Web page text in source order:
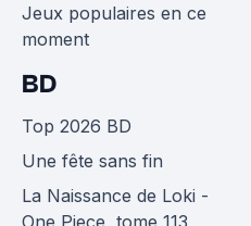
Jeux populaires en ce
moment
BD
Top 2026 BD
Une fête sans fin
La Naissance de Loki -
One Piece, tome 113